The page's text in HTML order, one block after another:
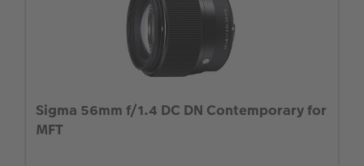
Sigma 56mm f/1.4 DC DN Contemporary for
MFT